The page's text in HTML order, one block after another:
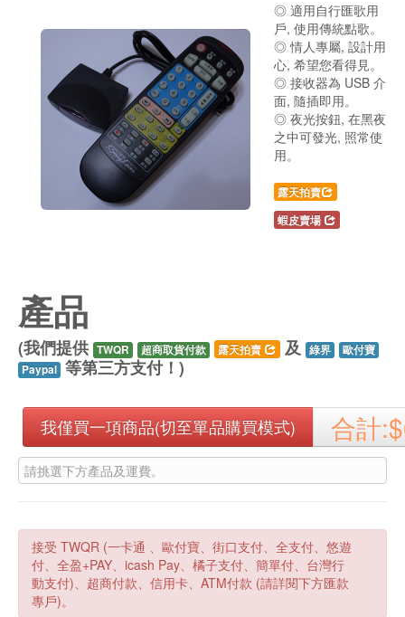
◎ 適用自行匯歌用
戶, 使用傳統點歌。
◎ 情人專屬, 設計用
心, 希望您看得見。
◎ 接收器為 USB 介
面, 隨插即用。
◎ 夜光按鈕, 在黑夜
之中可發光, 照常使
用。
露天拍賣
蝦皮賣場
產品
(我們提供 TWQR 超商取貨付款 露天拍賣 及 綠界
歐付寶
Paypal 等第三方支付！)
我僅買一項商品(切至單品購買模式) 合計
請挑選下方產品及運費。
接受 TWQR (一卡通 、歐付寶、街口支付、全支付、悠遊
付、全盈+PAY、icash Pay、橘子支付、簡單付、台灣行
動支付)、超商付款、信用卡、ATM付款 (請詳閱下方匯款
專戶)。